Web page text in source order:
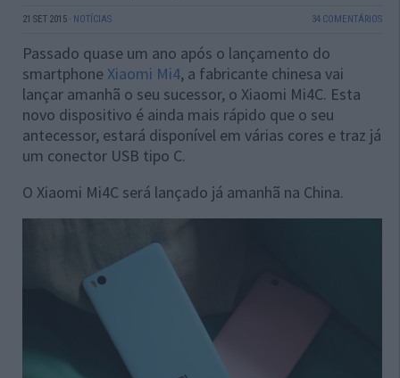
21 SET 2015 · NOTÍCIAS 34 COMENTÁRIOS
Passado quase um ano após o lançamento do
smartphoneXiaomi Mi4, a fabricante chinesa vai
lançar amanhã o seu sucessor, o Xiaomi Mi4C. Esta
novo dispositivo é ainda mais rápido que o seu
antecessor, estará disponível em várias cores e traz já
um conector USB tipo C.
O Xiaomi Mi4C será lançado já amanhã na China.